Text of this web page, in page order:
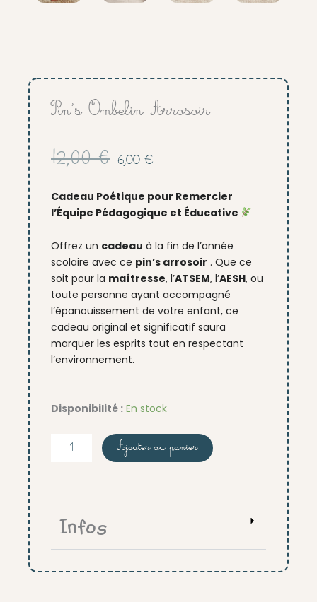
Pin’s Ombelin Arrosoir
12,00€ Le
prix
initial
était :
12,00 €.
6,00 €
actuel
est :
6,00 €.
Cadeau Poétique pour Remercier
l’Équipe Pédagogique et Éducative
Offrez un cadeau à la fin de l’année
scolaire avec ce pin’s arrosoir . Que ce
soit pour la maîtresse, l’ATSEM, l’AESH, ou
toute personne ayant accompagné
l’épanouissement de votre enfant, ce
cadeau original et significatif saura
marquer les esprits tout en respectant
l’environnement.
Disponibilité : En stock
quantité
Ombelin
Ajouter au panier
Infos